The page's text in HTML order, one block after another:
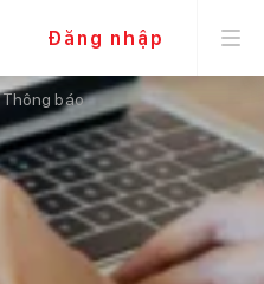
Đăng nhập
Thông báo